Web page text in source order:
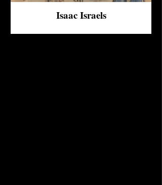
Isaac Israels